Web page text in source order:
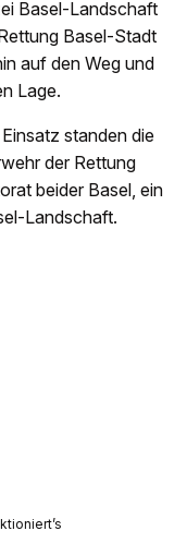
Basel-Landschaft
Basel-Stadt
auf den Weg und
Lage.
standen die
der Rettung
beider Basel, ein
Landschaft.